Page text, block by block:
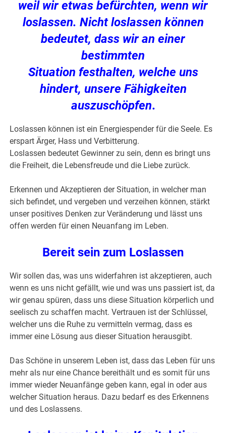
weil wir etwas befürchten, wenn wir
loslassen. Nicht loslassen können
bedeutet, dass wir an einer
bestimmten
Situation festhalten, welche uns
hindert, unsere Fähigkeiten
auszuschöpfen.
Loslassen können ist ein Energiespender für die Seele. Es
erspart Ärger, Hass und Verbitterung.
Loslassen bedeutet Gewinner zu sein, denn es bringt uns
die Freiheit, die Lebensfreude und die Liebe zurück.
Erkennen und Akzeptieren der Situation, in welcher man
sich befindet, und vergeben und verzeihen können, stärkt
unser positives Denken zur Veränderung und lässt uns
offen werden für einen Neuanfang im Leben.
Bereit sein zum Loslassen
Wir sollen das, was uns widerfahren ist akzeptieren, auch
wenn es uns nicht gefällt, wie und was uns passiert ist, da
wir genau spüren, dass uns diese Situation körperlich und
seelisch zu schaffen macht. Vertrauen ist der Schlüssel,
welcher uns die Ruhe zu vermitteln vermag, dass es
immer eine Lösung aus dieser Situation herausgibt.
Das Schöne in unserem Leben ist, dass das Leben für uns
mehr als nur eine Chance bereithält und es somit für uns
immer wieder Neuanfänge geben kann, egal in oder aus
welcher Situation heraus. Dazu bedarf es des Erkennens
und des Loslassens.